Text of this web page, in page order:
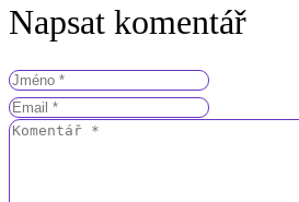
Napsat komentář